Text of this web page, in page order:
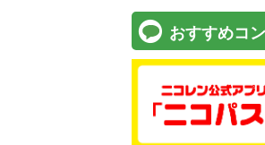
おすすめコ